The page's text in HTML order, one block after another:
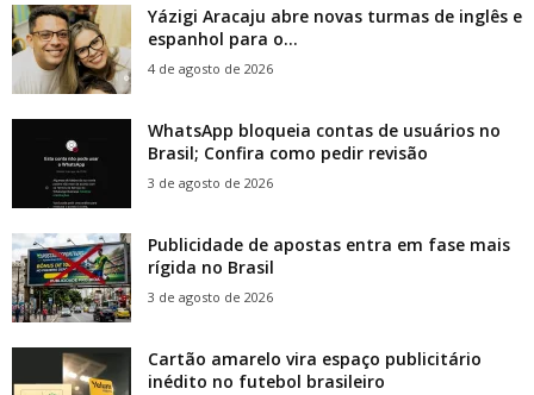
Yázigi Aracaju abre novas turmas de inglês e
espanhol para o...
4 de agosto de 2026
WhatsApp bloqueia contas de usuários no
Brasil; Confira como pedir revisão
3 de agosto de 2026
Publicidade de apostas entra em fase mais
rígida no Brasil
3 de agosto de 2026
Cartão amarelo vira espaço publicitário
inédito no futebol brasileiro